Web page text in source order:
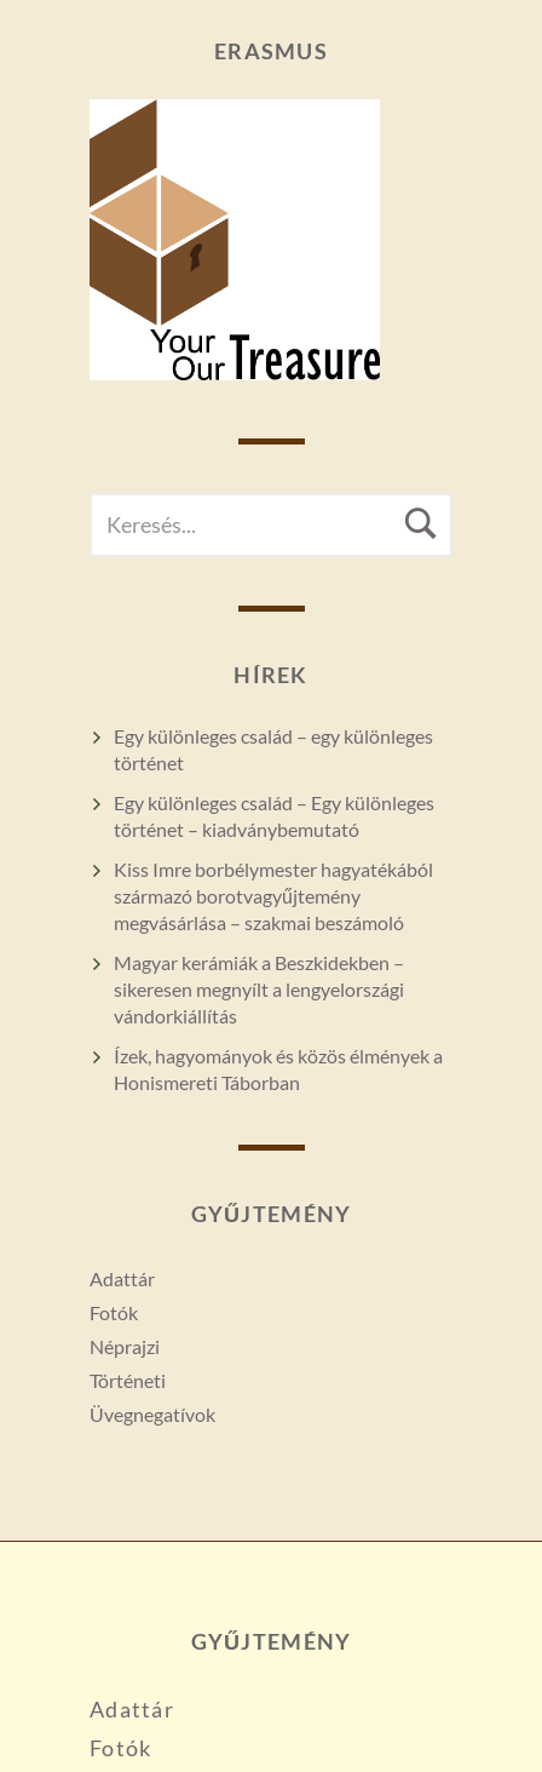
ERASMUS
FOR:
HÍREK
Egy különleges család – egy különleges
történet
Egy különleges család – Egy különleges
történet – kiadványbemutató
Kiss Imre borbélymester hagyatékából
származó borotvagyűjtemény
megvásárlása – szakmai beszámoló
Magyar kerámiák a Beszkidekben –
sikeresen megnyílt a lengyelországi
vándorkiállítás
Ízek, hagyományok és közös élmények a
Honismereti Táborban
GYŰJTEMÉNY
Adattár
Fotók
Néprajzi
Történeti
Üvegnegatívok
GYŰJTEMÉNY
Adattár
Fotók